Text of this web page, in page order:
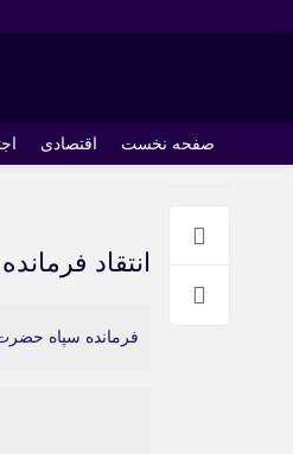
صفحه نخست اقتصادی
انتقاد فرمانده
فرمانده سپاه حضرت